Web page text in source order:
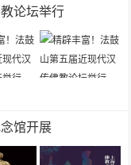
论坛举行
馆开展